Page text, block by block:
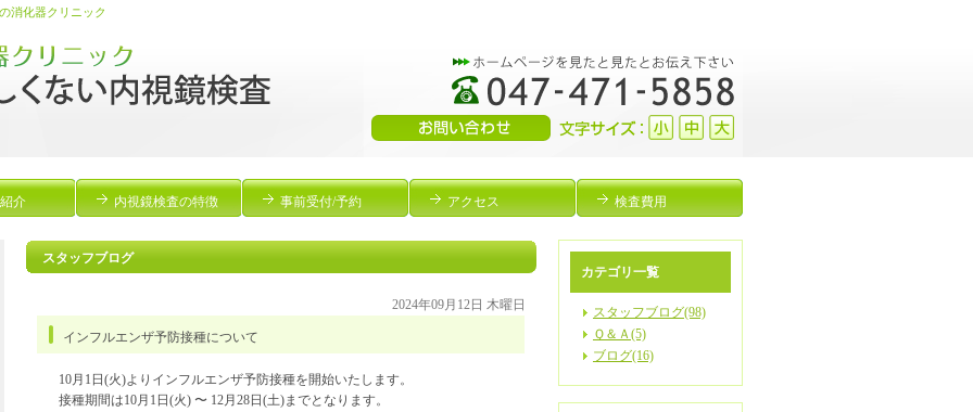
消化器クリニック
介 内視鏡検査の特徴 事前受付/予約 アクセス 検査費用
スタッフブログ
2024年09月12日 木曜日
インフルエンザ予防接種について
10月1日(火)よりインフルエンザ予防接種を開始いたします。
接種期間は10月1日(火) 〜 12月28日(土)までとなります。
カテゴリ一覧
スタッフブログ(98)
Ｑ＆Ａ(5)
ブログ(16)